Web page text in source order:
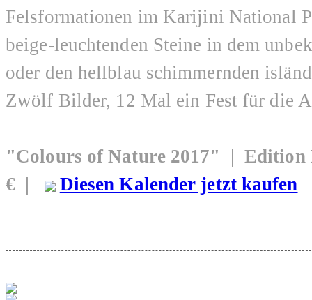
Felsformationen im Karijini National
beige-leuchtenden Steine in dem
oder den hellblau schimmernden
Zwölf Bilder, 12 Mal ein Fest für die
"Colours of Nature 2017" |
€ |
Diesen Kalender jetzt kaufen